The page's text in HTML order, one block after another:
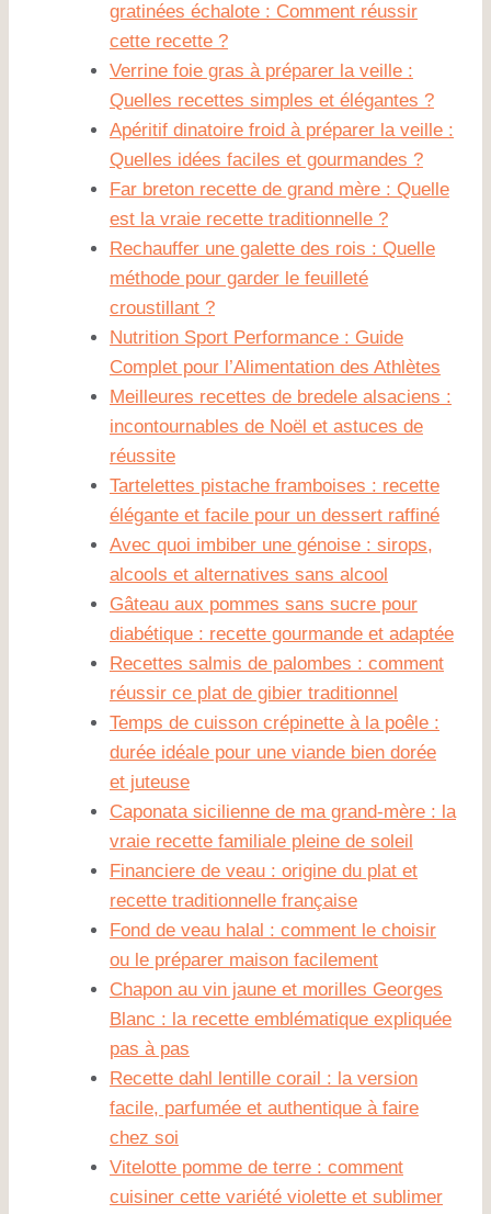
gratinées échalote : Comment réussir
cette recette ?
Verrine foie gras à préparer la veille :
Quelles recettes simples et élégantes ?
Apéritif dinatoire froid à préparer la veille :
Quelles idées faciles et gourmandes ?
Far breton recette de grand mère : Quelle
est la vraie recette traditionnelle ?
Rechauffer une galette des rois : Quelle
méthode pour garder le feuilleté
croustillant ?
Nutrition Sport Performance : Guide
Complet pour l’Alimentation des Athlètes
Meilleures recettes de bredele alsaciens :
incontournables de Noël et astuces de
réussite
Tartelettes pistache framboises : recette
élégante et facile pour un dessert raffiné
Avec quoi imbiber une génoise : sirops,
alcools et alternatives sans alcool
Gâteau aux pommes sans sucre pour
diabétique : recette gourmande et adaptée
Recettes salmis de palombes : comment
réussir ce plat de gibier traditionnel
Temps de cuisson crépinette à la poêle :
durée idéale pour une viande bien dorée
et juteuse
Caponata sicilienne de ma grand-mère : la
vraie recette familiale pleine de soleil
Financiere de veau : origine du plat et
recette traditionnelle française
Fond de veau halal : comment le choisir
ou le préparer maison facilement
Chapon au vin jaune et morilles Georges
Blanc : la recette emblématique expliquée
pas à pas
Recette dahl lentille corail : la version
facile, parfumée et authentique à faire
chez soi
Vitelotte pomme de terre : comment
cuisiner cette variété violette et sublimer